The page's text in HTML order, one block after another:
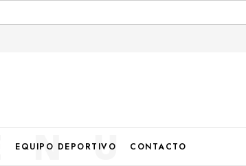
EQUIPO DEPORTIVO CONTACTO